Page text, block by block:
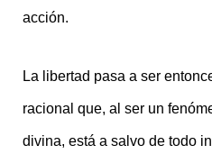
acción.
La libertad pasa a ser
racional que, al ser un
divina, está a salvo de todo